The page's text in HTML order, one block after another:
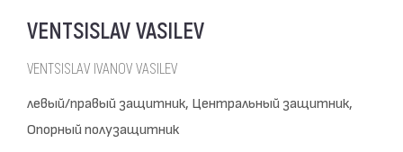
VENTSISLAV VASILEV
VENTSISLAV IVANOV VASILEV
левый/правый защитник, Центральный защитник,
Опорный полузащитник